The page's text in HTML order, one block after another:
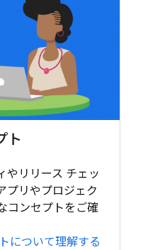
ト
やリリース チェッ
プリやプロジェク
コンセプトをご確
について理解する